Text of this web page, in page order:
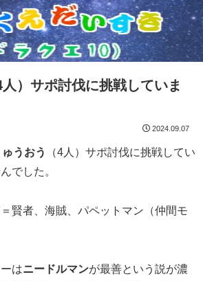
）サポ討伐に挑戦していま
2024.09.07
ゅうおう
（4人）サポ討伐に挑戦してい
でした。
賢者、海賊、パペットマン（仲間モ
はニードルマンが最善という説が濃